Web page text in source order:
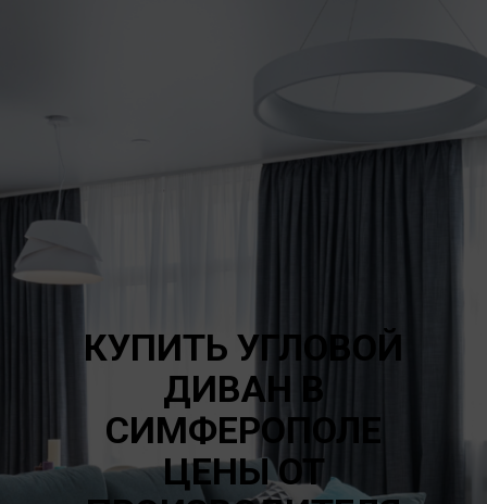
КУПИТЬ УГЛОВОЙ
ДИВАН В
СИМФЕРОПОЛЕ
ЦЕНЫ ОТ